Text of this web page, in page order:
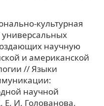
культурная
научную
и американской
// Языки
научной
Е. И. Голованова.